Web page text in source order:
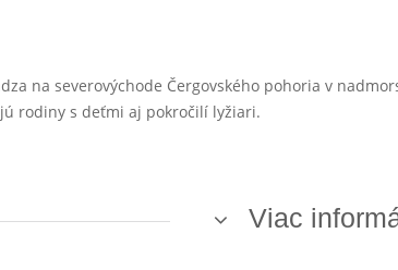
na severovýchode Čergovského pohoria v
rodiny s deťmi aj pokročilí lyžiari.
Viac